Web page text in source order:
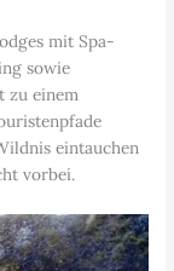
mit Spa-
sowie
zu einem
eintauchen
vorbei.